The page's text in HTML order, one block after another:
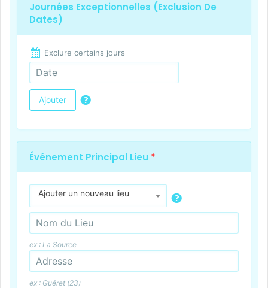
Journées Exceptionnelles (exclusion De
Dates)
Exclure certains jours
Ajouter
Événement Principal Lieu *
Ajouter un nouveau lieu
ex : La Source
ex : Guéret (23)